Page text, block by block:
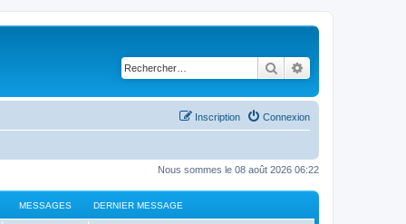
Rechercher
Connexion
Inscription
Nous sommes le 08 août 2026 06:22
MESSAGES DERNIER MESSAGE